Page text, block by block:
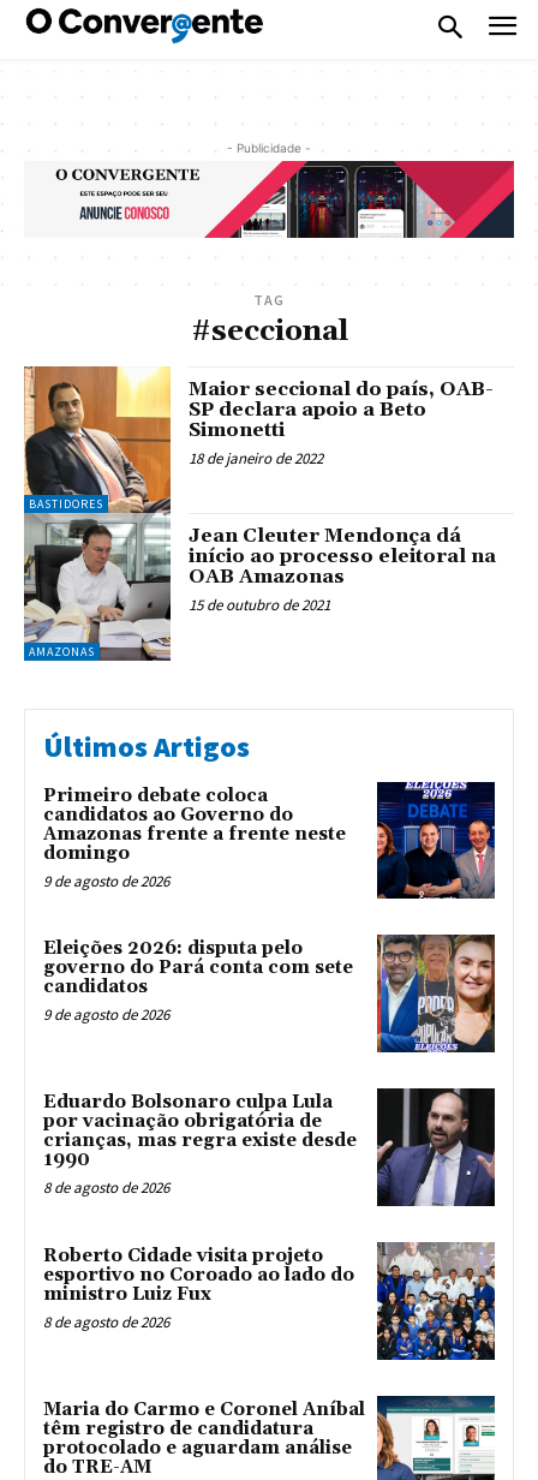
- Publicidade -
TAG
#seccional
BASTIDORES
Maior seccional do país, OAB-
SP declara apoio a Beto
Simonetti
18 de janeiro de 2022
AMAZONAS
Jean Cleuter Mendonça dá
início ao processo eleitoral na
OAB Amazonas
15 de outubro de 2021
Últimos Artigos
Primeiro debate coloca
candidatos ao Governo do
Amazonas frente a frente neste
domingo
9 de agosto de 2026
Eleições 2026: disputa pelo
governo do Pará conta com sete
candidatos
9 de agosto de 2026
Eduardo Bolsonaro culpa Lula
por vacinação obrigatória de
crianças, mas regra existe desde
1990
8 de agosto de 2026
Roberto Cidade visita projeto
esportivo no Coroado ao lado do
ministro Luiz Fux
8 de agosto de 2026
Maria do Carmo e Coronel Aníbal
têm registro de candidatura
protocolado e aguardam análise
do TRE-AM